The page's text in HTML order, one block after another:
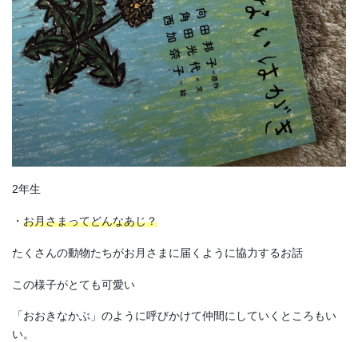
2年生
・ お月さまってどんなあじ？
たくさんの動物たちがお月さまに届くように協力するお話
この様子がとても可愛い
「おおきなかぶ」のように呼びかけて仲間にしていくところもい
い。